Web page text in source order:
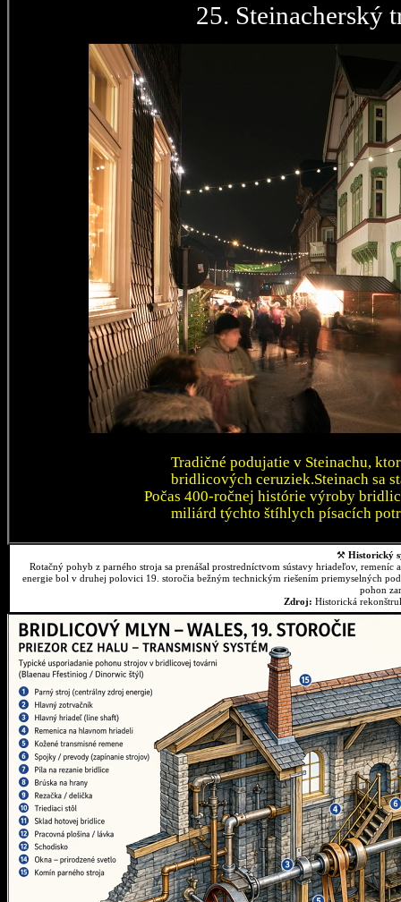
25. Steinacherský
Tradičné podujatie v Steinachu,
bridlicových ceruziek.Steinach sa
Počas 400-ročnej histórie výroby
miliárd týchto štíhlych písacích
⚒ Historický
Rotačný pohyb z parného stroja sa prenášal prostredníctvom sústavy hriadeľov,
energie bol v druhej polovici 19. storočia bežným technickým riešením priemyselných
pohon
Zdroj: Historická